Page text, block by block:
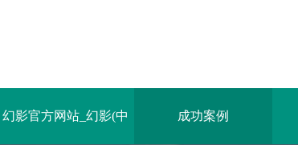
幻影官方网站_幻影(中 成功案例